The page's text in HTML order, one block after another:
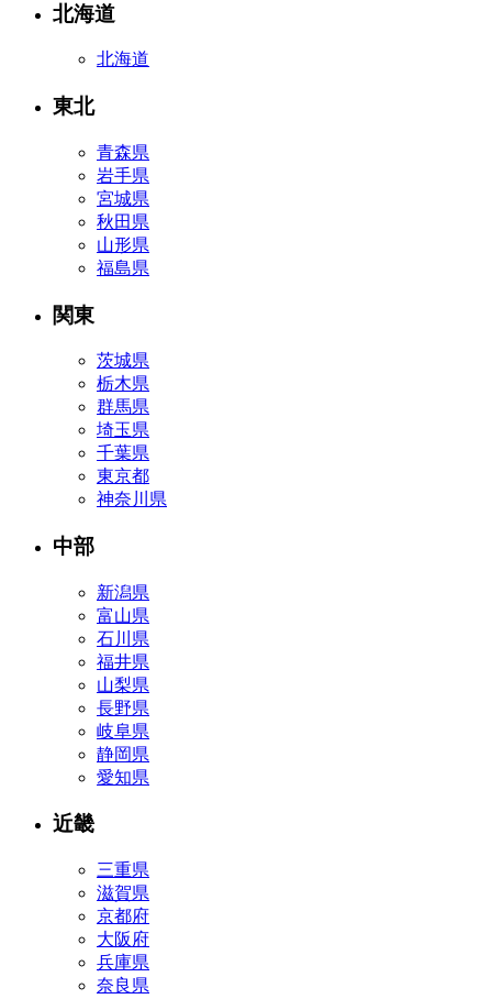
北海道
北海道
東北
青森県
岩手県
宮城県
秋田県
山形県
福島県
関東
茨城県
栃木県
群馬県
埼玉県
千葉県
東京都
神奈川県
中部
新潟県
富山県
石川県
福井県
山梨県
長野県
岐阜県
静岡県
愛知県
近畿
三重県
滋賀県
京都府
大阪府
兵庫県
奈良県